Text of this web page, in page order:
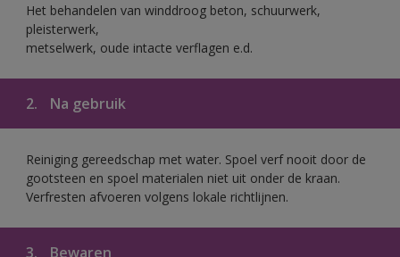
Het behandelen van winddroog beton, schuurwerk,
pleisterwerk,
metselwerk, oude intacte verflagen e.d.
2. Na gebruik
Reiniging gereedschap met water. Spoel verf nooit door de
gootsteen en spoel materialen niet uit onder de kraan.
Verfresten afvoeren volgens lokale richtlijnen.
3. Bewaren